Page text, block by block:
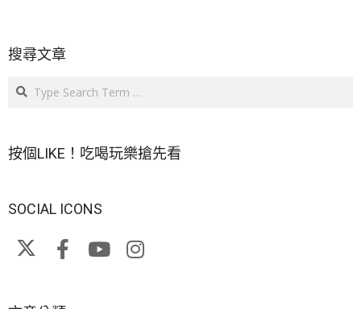
搜尋文章
Search
按個LIKE！吃喝玩樂搶先看
SOCIAL ICONS